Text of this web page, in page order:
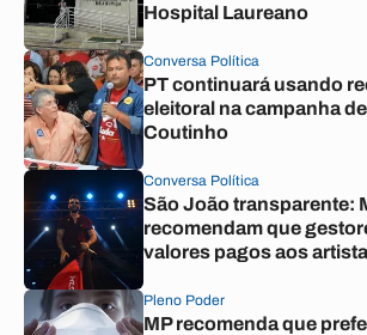
Hospital Laureano
Conversa Política
PT continuará usando
eleitoral na campanha
Coutinho
Conversa Política
São João transparente:
recomendam que
valores pagos aos
Pleno Poder
MP recomenda que